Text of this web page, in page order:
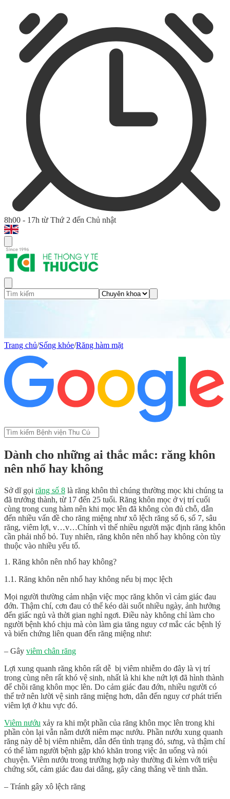
8h00 - 17h từ Thứ 2 đến Chủ nhật
Trang chủ/Sống khỏe/Răng hàm mặt
Dành cho những ai thắc mắc: răng khôn
nên nhổ hay không
Sở dĩ gọi răng số 8 là răng khôn thì chúng thường mọc khi chúng ta
đã trưởng thành, từ 17 đến 25 tuổi. Răng khôn mọc ở vị trí cuối
cùng trong cung hàm nên khi mọc lên đã không còn đủ chỗ, dẫn
đến nhiều vấn đề cho răng miệng như xô lệch răng số 6, số 7, sâu
răng, viêm lợi, v…v…Chính vì thế nhiều người mặc định răng khôn
cần phải nhổ bỏ. Tuy nhiên, răng khôn nên nhổ hay không còn tùy
thuộc vào nhiều yếu tố.
1. Răng khôn nên nhổ hay không?
1.1. Răng khôn nên nhổ hay không nếu bị mọc lệch
Mọi người thường cảm nhận việc mọc răng khôn vì cảm giác đau
đớn. Thậm chí, cơn đau có thể kéo dài suốt nhiều ngày, ảnh hưởng
đến giấc ngủ và thời gian nghỉ ngơi. Điều này không chỉ làm cho
người bệnh khó chịu mà còn làm gia tăng nguy cơ mắc các bệnh lý
và biến chứng liên quan đến răng miệng như:
– Gây viêm chân răng
Lợi xung quanh răng khôn rất dễ bị viêm nhiễm do đây là vị trí
trong cùng nên rất khó vệ sinh, nhất là khi khe nứt lợi đã hình thành
để chồi răng khôn mọc lên. Do cảm giác đau đớn, nhiều người có
thể trở nên lười vệ sinh răng miệng hơn, dẫn đến nguy cơ phát triển
viêm lợi ở khu vực đó.
Viêm nướu xảy ra khi một phần của răng khôn mọc lên trong khi
phần còn lại vẫn nằm dưới niêm mạc nướu. Phần nướu xung quanh
răng này dễ bị viêm nhiễm, dẫn đến tình trạng đỏ, sưng, và thậm chí
có thể làm người bệnh gặp khó khăn trong việc ăn uống và nói
chuyện. Viêm nướu trong trường hợp này thường đi kèm với triệu
chứng sốt, cảm giác đau dai dẳng, gây căng thẳng về tinh thần.
– Tránh gây xô lệch răng